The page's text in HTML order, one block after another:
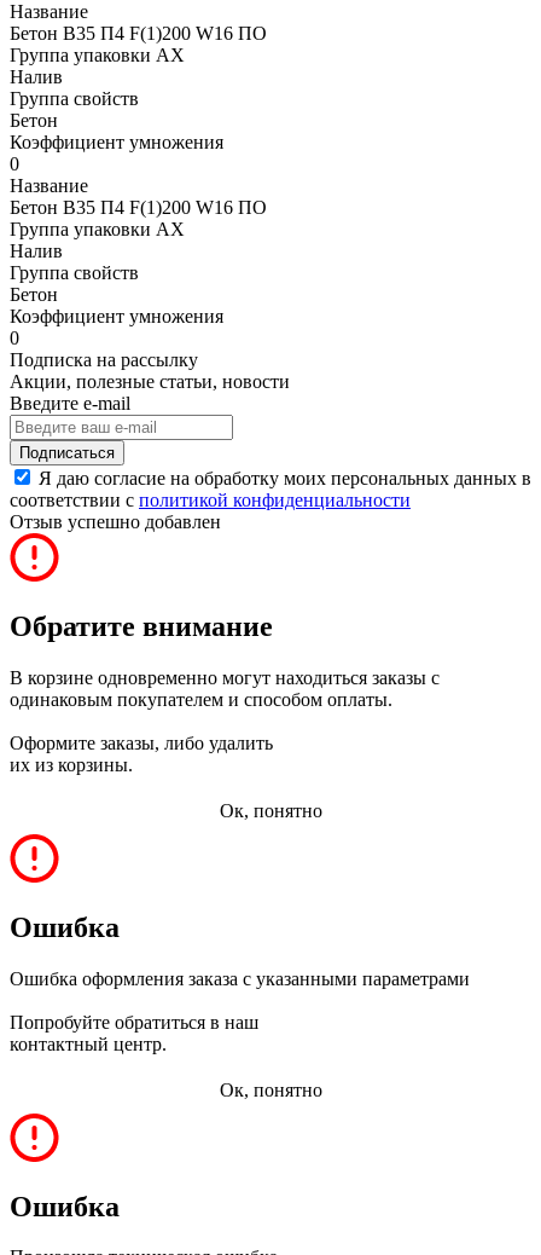
Название
Бетон B35 П4 F(1)200 W16 ПО
Группа упаковки AX
Налив
Группа свойств
Бетон
Коэффициент умножения
0
Название
Бетон B35 П4 F(1)200 W16 ПО
Группа упаковки AX
Налив
Группа свойств
Бетон
Коэффициент умножения
0
Подписка на рассылку
Акции, полезные статьи, новости
Введите e-mail
Подписаться
Я даю согласие на обработку моих персональных данных в
соответствии с политикой конфиденциальности
Отзыв успешно добавлен
Обратите внимание
В корзине одновременно могут находиться заказы с
одинаковым покупателем и способом оплаты.
Оформите заказы, либо удалить
их из корзины.
Ок, понятно
Ошибка
Ошибка оформления заказа с указанными параметрами
Попробуйте обратиться в наш
контактный центр.
Ок, понятно
Ошибка